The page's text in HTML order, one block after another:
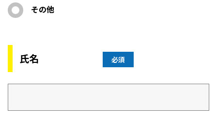
その他
氏名 必須